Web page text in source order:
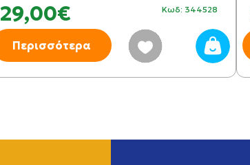
29,00€ Κωδ: 344528
Περισσότερα